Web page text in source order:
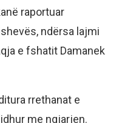
raportuar
ndërsa lajmi
e fshatit Damanek
rrethanat e
me ngjarjen.